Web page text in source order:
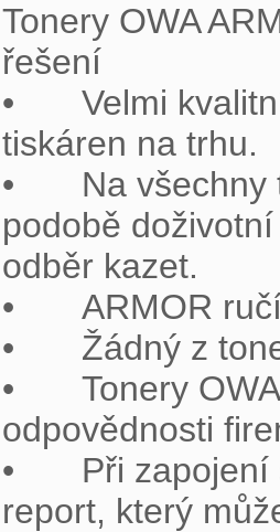
Tonery OWA
řešení
•	Velmi kvalitní řada tonerových kazet OWA ARMOR do téměř všech
tiskáren na trhu.
•	Na všechny tonery OWA ARMOR je poskytován bezkonkurenční servis v
podobě
odběr kazet.
•	ARMOR ručí za kvalitu tisku.
•	Žádný z tonerů OWA ARMOR neporušuje patentové právo.
•	Tonery OWA ARMOR vám umožňují splnit požadavky společenské
odpovědnosti
•	Při zapojení se do programu OWA získáváte automaticky tzv. Materiálový
report, který